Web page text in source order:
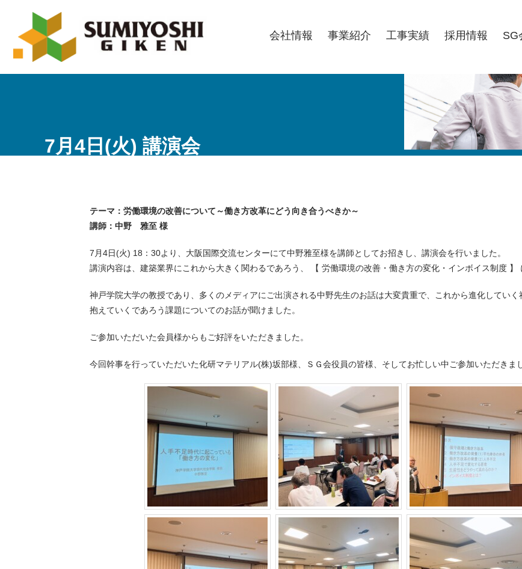
会社情報 事業紹介 工事実績 採用情報 SG
7月4日(火) 講演会
テーマ：労働環境の改善について～働き方改革にどう向き合うべきか～
講師：中野 雅至 様
7月4日(火) 18：30より、大阪国際交流センターにて中野雅至様を講師としてお招きし、講演会を行いました。
講演内容は、建築業界にこれから大きく関わるであろう、 【 労働環境の改善・働き方の変化・インボイス制度 】
神戸学院大学の教授であり、多くのメディアにご出演される中野先生のお話は大変貴重で、これから進化してい
抱えていくであろう課題についてのお話が聞けました。
ご参加いただいた会員様からもご好評をいただきました。
今回幹事を行っていただいた化研マテリアル(株)坂部様、ＳＧ会役員の皆様、そしてお忙しい中ご参加いただきま